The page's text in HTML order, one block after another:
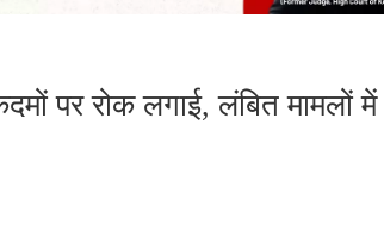
पर रोक लगाई, लंबित मामलों में